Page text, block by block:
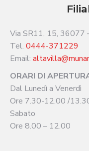
Via SR11, 15, 36077
Tel. 0444-371229
Email:
ORARI DI
Dal Lunedì a Venerdì
Ore 7.30-12.00 /
Sabato
Ore 8.00 – 12.00